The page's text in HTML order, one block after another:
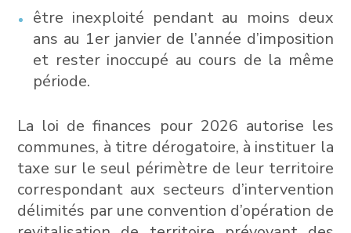
être inexploité pendant au moins deux
ans au 1er janvier de l’année d’imposition
et rester inoccupé au cours de la même
période.
La loi de finances pour 2026 autorise les
communes, à titre dérogatoire, à instituer la
taxe sur le seul périmètre de leur territoire
correspondant aux secteurs d’intervention
délimités par une convention d’opération de